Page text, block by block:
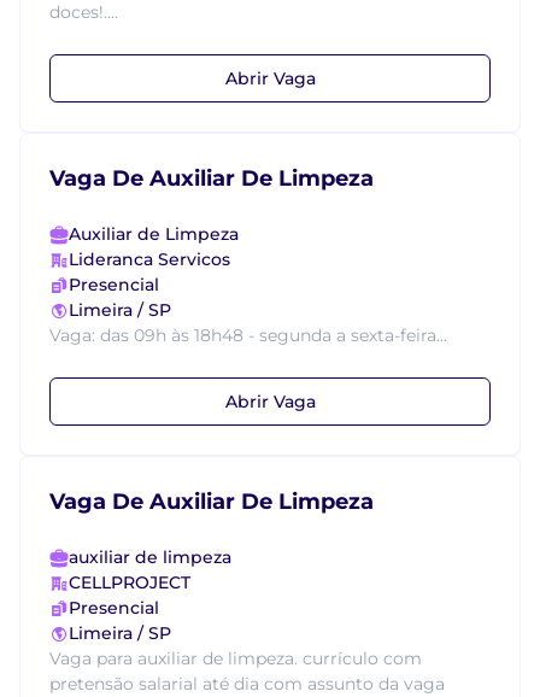
doces!....
Abrir Vaga
Vaga De Auxiliar De Limpeza
Auxiliar de Limpeza
Lideranca Servicos
Presencial
Limeira / SP
Vaga: das 09h às 18h48 - segunda a sexta-feira...
Abrir Vaga
Vaga De Auxiliar De Limpeza
auxiliar de limpeza
CELLPROJECT
Presencial
Limeira / SP
Vaga para auxiliar de limpeza. currículo com
pretensão salarial até dia com assunto da vaga